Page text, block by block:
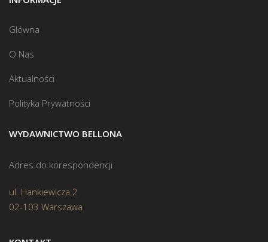
Główna
O Nas
Aktualności
Polityka Prywatności
WYDAWNICTWO BELLONA
Adres do korespondencji
ul. Hankiewicza 2
02-103 Warszawa